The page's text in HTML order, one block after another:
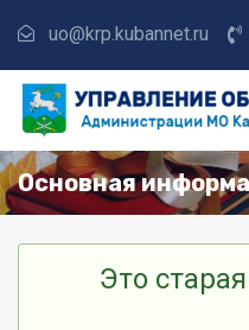
uo@krp.kubannet.ru
Основная
Это